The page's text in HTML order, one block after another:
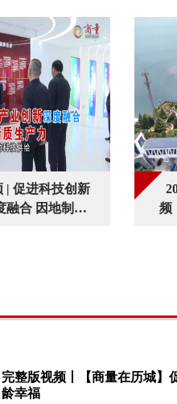
| 促进科技创新
融合 因地制宜
频
完整版视频丨【商量在历城】
龄幸福